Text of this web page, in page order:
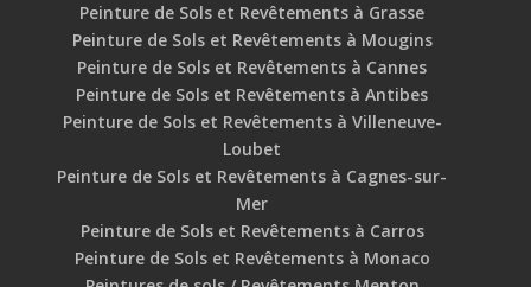
Peinture de Sols et Revêtements à Grasse
Peinture de Sols et Revêtements à Mougins
Peinture de Sols et Revêtements à Cannes
Peinture de Sols et Revêtements à Antibes
Peinture de Sols et Revêtements à Villeneuve-
Loubet
Peinture de Sols et Revêtements à Cagnes-sur-
Mer
Peinture de Sols et Revêtements à Carros
Peinture de Sols et Revêtements à Monaco